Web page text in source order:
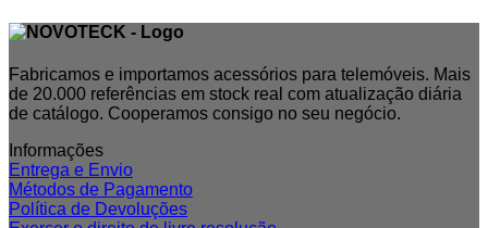
Fabricamos e importamos acessórios para telemóveis. Mais
de 20.000 referências em stock real com atualização diária
de catálogo. Cooperamos consigo no seu negócio.
Informações
Entrega e Envio
Métodos de Pagamento
Política de Devoluções